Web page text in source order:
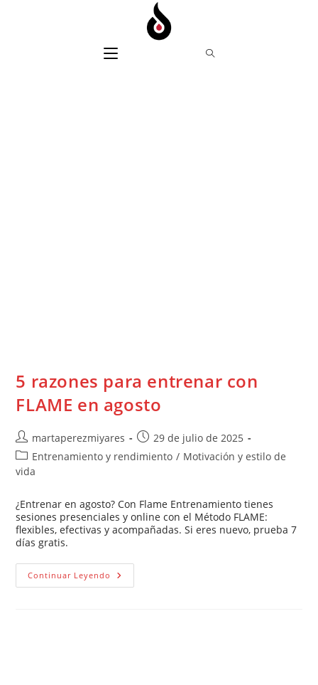
5 razones para entrenar con
FLAME en agosto
martaperezmiyares
29 de julio de 2025
Entrenamiento y rendimiento / Motivación y estilo de
vida
¿Entrenar en agosto? Con Flame Entrenamiento tienes
sesiones presenciales y online con el Método FLAME:
flexibles, efectivas y acompañadas. Si eres nuevo, prueba 7
días gratis.
Continuar Leyendo